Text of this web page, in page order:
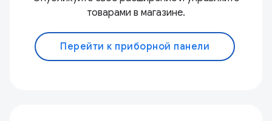
товарами в магазине.
Перейти к приборной панели